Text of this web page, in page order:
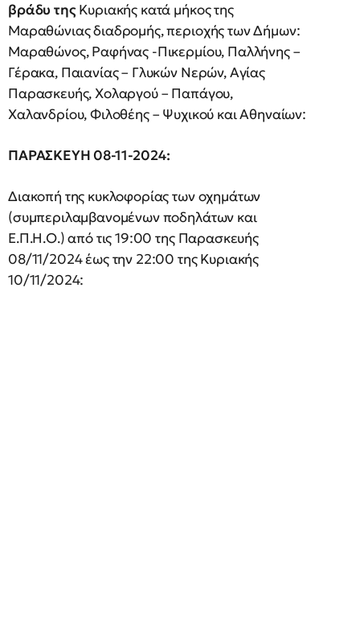
βράδυ τηςΚυριακής κατά μήκος της
Μαραθώνιας διαδρομής, περιοχής των Δήμων:
Μαραθώνος, Ραφήνας -Πικερμίου, Παλλήνης –
Γέρακα, Παιανίας – Γλυκών Νερών, Αγίας
Παρασκευής, Χολαργού – Παπάγου,
Χαλανδρίου, Φιλοθέης – Ψυχικού και Αθηναίων:
ΠΑΡΑΣΚΕΥΗ 08-11-2024:
Διακοπή της κυκλοφορίας των οχημάτων
(συμπεριλαμβανομένων ποδηλάτων και
Ε.Π.Η.Ο.) από τις 19:00 της Παρασκευής
08/11/2024 έως την 22:00 της Κυριακής
10/11/2024: